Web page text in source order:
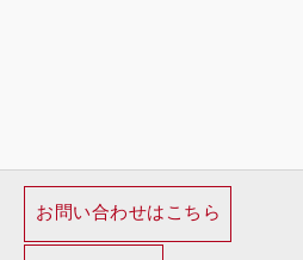
お問い合わせはこちら